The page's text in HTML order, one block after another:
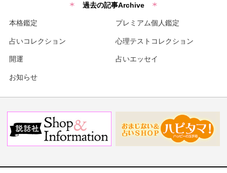
過去の記事Archive
本格鑑定 プレミアム個人鑑定
占いコレクション 心理テストコレクション
開運 占いエッセイ
お知らせ